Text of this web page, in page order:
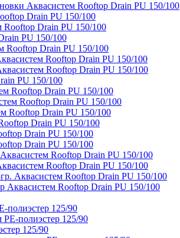
Аквасистем Rooftop Drain PU 150/100
Drain PU 150/100
Rooftop Drain PU 150/100
PU 150/100
Rooftop Drain PU 150/100
Rooftop Drain PU 150/100
Rooftop Drain PU 150/100
PU 150/100
Rooftop Drain PU 150/100
Rooftop Drain PU 150/100
Rooftop Drain PU 150/100
Drain PU 150/100
Drain PU 150/100
Drain PU 150/100
Rooftop Drain PU 150/100
Rooftop Drain PU 150/100
Аквасистем Rooftop Drain PU 150/100
Аквасистем Rooftop Drain PU 150/100
полиэстер 125/90
полиэстер 125/90
125/90